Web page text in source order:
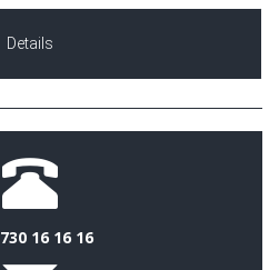
Details
730 16 16 16